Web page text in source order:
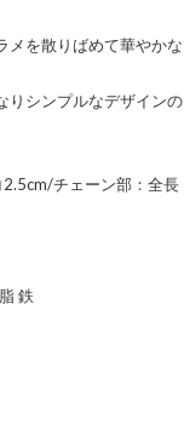
メを散りばめて華やかな
りシンプルなデザインの
チェーン部：全長
鉄